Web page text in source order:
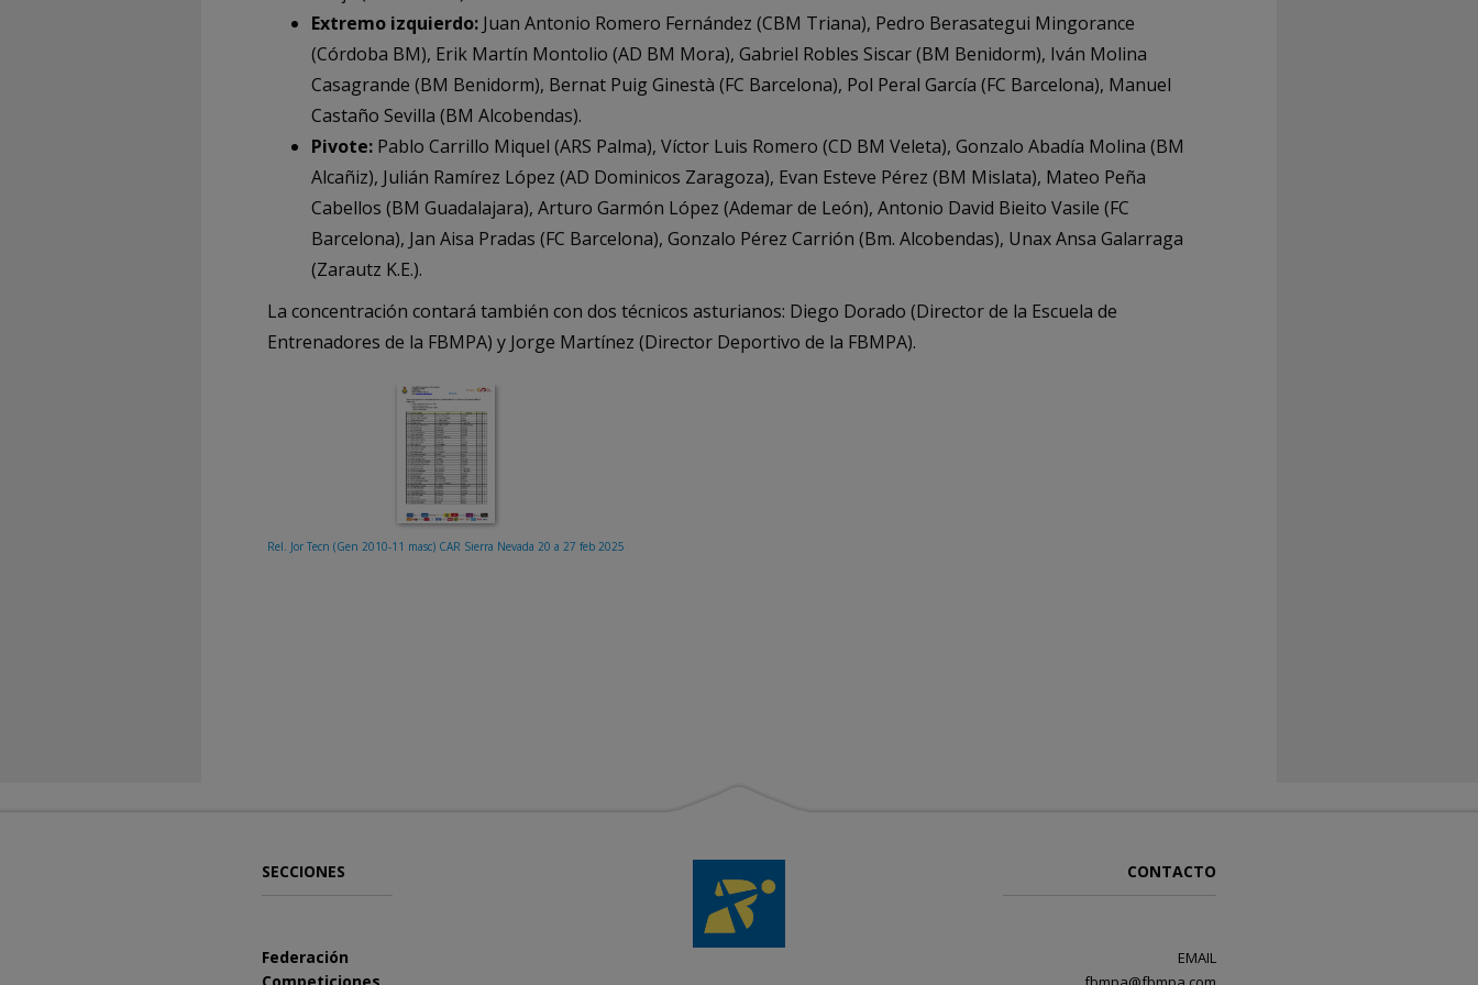
Extremo izquierdo: Juan Antonio Romero Fernández (CBM Triana), Pedro Berasategui Mingorance
(Córdoba BM), Erik Martín Montolio (AD BM Mora), Gabriel Robles Siscar (BM Benidorm), Iván Molina
Casagrande (BM Benidorm), Bernat Puig Ginestà (FC Barcelona), Pol Peral García (FC Barcelona), Manuel
Castaño Sevilla (BM Alcobendas).
Pivote: Pablo Carrillo Miquel (ARS Palma), Víctor Luis Romero (CD BM Veleta), Gonzalo Abadía Molina (BM
Alcañiz), Julián Ramírez López (AD Dominicos Zaragoza), Evan Esteve Pérez (BM Mislata), Mateo Peña
Cabellos (BM Guadalajara), Arturo Garmón López (Ademar de León), Antonio David Bieito Vasile (FC
Barcelona), Jan Aisa Pradas (FC Barcelona), Gonzalo Pérez Carrión (Bm. Alcobendas), Unax Ansa Galarraga
(Zarautz K.E.).
La concentración contará también con dos técnicos asturianos: Diego Dorado (Director de la Escuela de
Entrenadores de la FBMPA) y Jorge Martínez (Director Deportivo de la FBMPA).
Rel. Jor Tecn (Gen 2010-11 masc) CAR Sierra Nevada 20 a 27 feb 2025
SECCIONES
Federación
CONTACTO
EMAIL